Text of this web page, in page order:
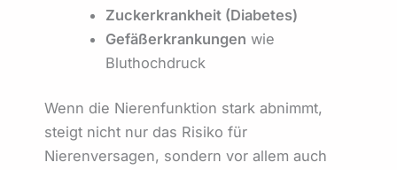
Zuckerkrankheit (Diabetes)
Gefäßerkrankungen wie
Bluthochdruck
Wenn die Nierenfunktion stark abnimmt,
steigt nicht nur das Risiko für
Nierenversagen, sondern vor allem auch